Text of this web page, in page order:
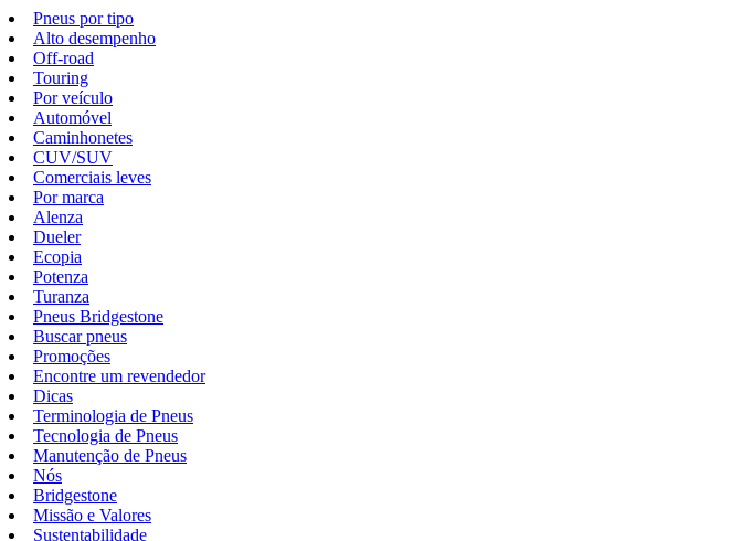
Pneus por tipo
Alto desempenho
Off-road
Touring
Por veículo
Automóvel
Caminhonetes
CUV/SUV
Comerciais leves
Por marca
Alenza
Dueler
Ecopia
Potenza
Turanza
Pneus Bridgestone
Buscar pneus
Promoções
Encontre um revendedor
Dicas
Terminologia de Pneus
Tecnologia de Pneus
Manutenção de Pneus
Nós
Bridgestone
Missão e Valores
Sustentabilidade